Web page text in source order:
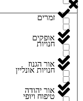
זמרים
חנויות
חנויות אונליין
טיפוח ויופי
אופקים
אור הגנוז
אור יהודה